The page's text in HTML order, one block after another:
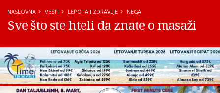
NASLOVNA VESTI LEPOTA I ZDRAVLJE NEGA
Sve što ste hteli da znate o masaži